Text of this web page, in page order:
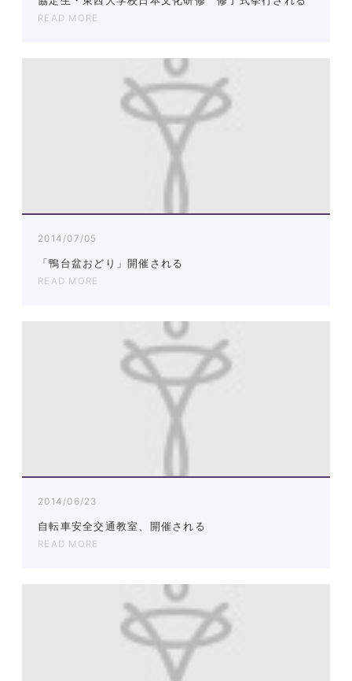
READ MORE
2014/07/05
「鴨台盆おどり」開催される
READ MORE
2014/06/23
自転車安全交通教室、開催される
READ MORE